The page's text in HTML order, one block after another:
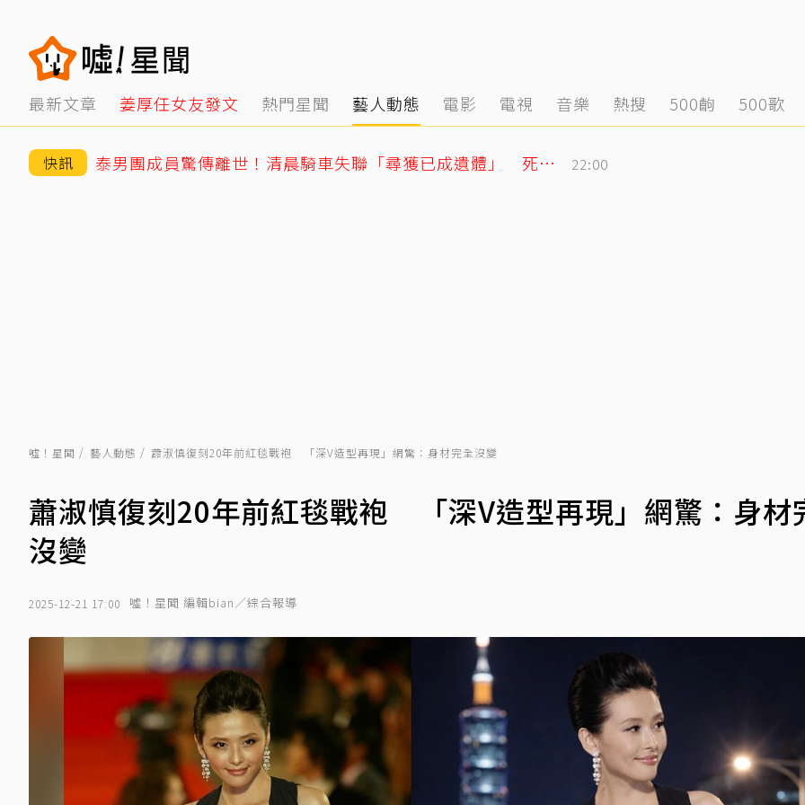
最新文章 姜厚任女友發文 熱門星聞 藝人動態 電影 電視 音樂 熱搜 500齣 500歌
快訊 泰男團成員驚傳離世！清晨騎車失聯「尋獲已成遺體」 死因待調查 22:00
噓！星聞 藝人動態 蕭淑慎復刻20年前紅毯戰袍 「深V造型再現」網驚：身材完全沒變
蕭淑慎復刻20年前紅毯戰袍 「深V造型再現」網驚：身材
沒變
2025-12-21 17:00 噓！星聞 編輯bian／綜合報導